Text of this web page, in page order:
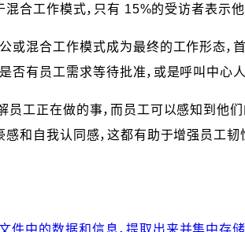
合工作模式，只有 15%的受访者表示
或混合工作模式成为最终的工作形态
否有员工需求等待批准，或是呼叫中心
工正在做的事，而员工可以感知到他
和自我认同感，这都有助于增强员工韧
件中的数据和信息，提取出来并集中存